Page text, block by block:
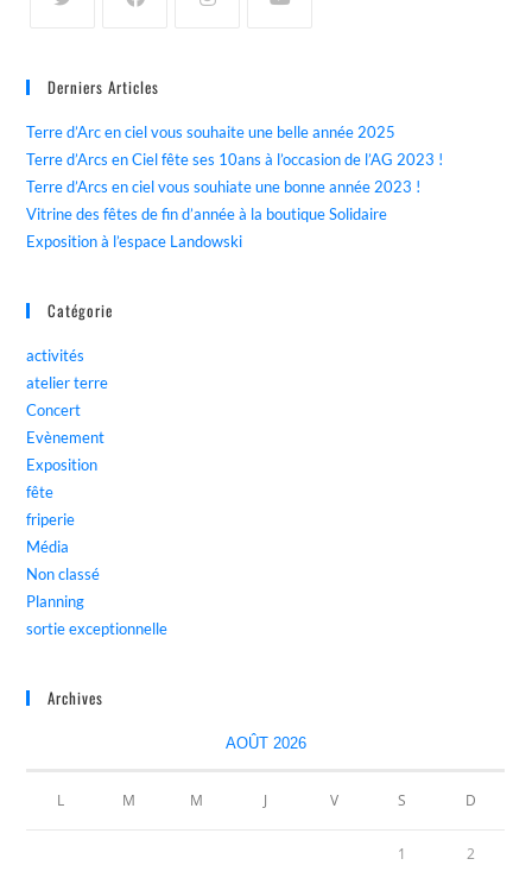
Derniers Articles
Terre d’Arc en ciel vous souhaite une belle année 2025
Terre d’Arcs en Ciel fête ses 10ans à l’occasion de l’AG 2023 !
Terre d’Arcs en ciel vous souhiate une bonne année 2023 !
Vitrine des fêtes de fin d’année à la boutique Solidaire
Exposition à l’espace Landowski
Catégorie
activités
atelier terre
Concert
Evènement
Exposition
fête
friperie
Média
Non classé
Planning
sortie exceptionnelle
Archives
AOÛT 2026
L M M J V S D
1 2